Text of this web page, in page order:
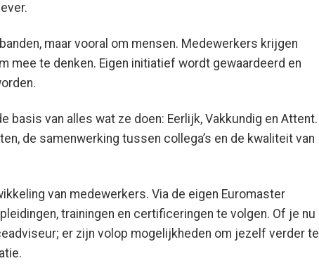
maar vooral om mensen. Medewerkers krijgen
mee te denken. Eigen initiatief wordt gewaardeerd en
basis van alles wat ze doen: Eerlijk, Vakkundig en Attent.
de samenwerking tussen collega’s en de kwaliteit van
van medewerkers. Via de eigen Euromaster
trainingen en certificeringen te volgen. Of je nu
er zijn volop mogelijkheden om jezelf verder te